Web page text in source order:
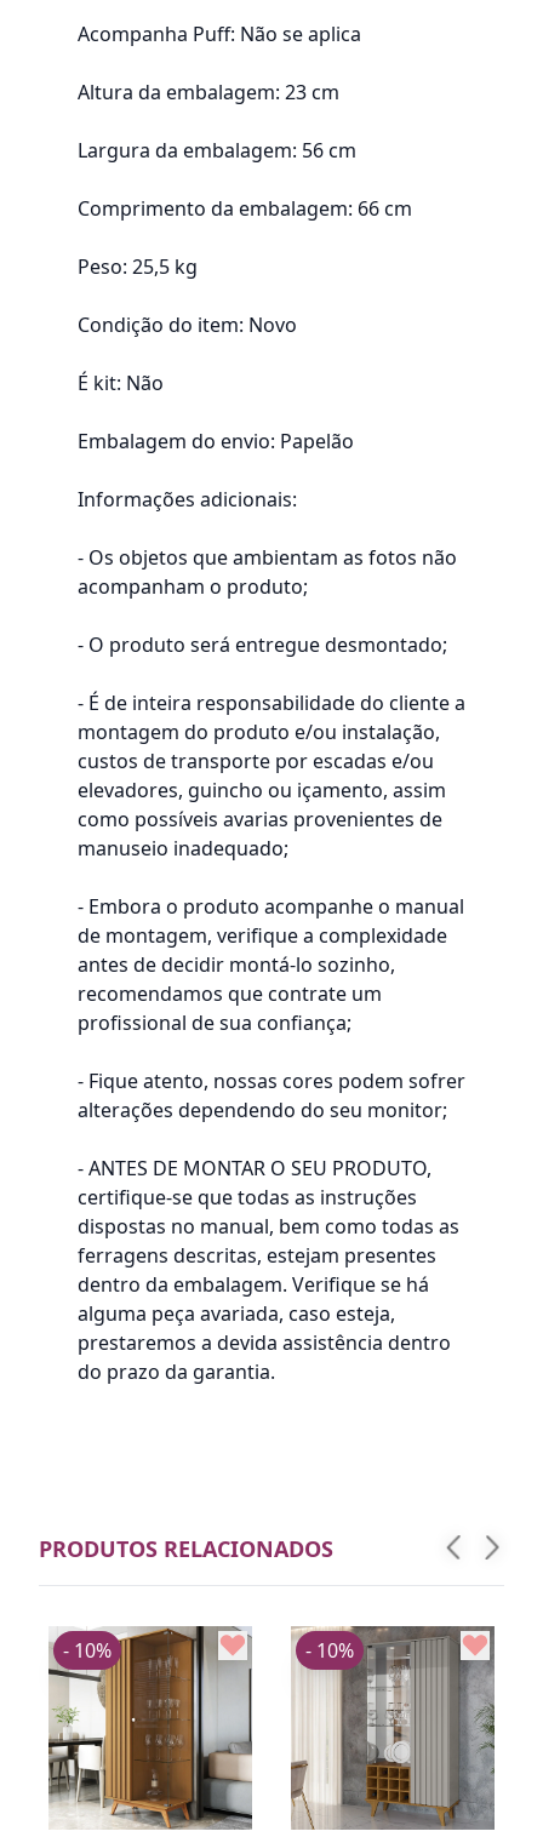
Acompanha Puff: Não se aplica
Altura da embalagem: 23 cm
Largura da embalagem: 56 cm
Comprimento da embalagem: 66 cm
Peso: 25,5 kg
Condição do item: Novo
É kit: Não
Embalagem do envio: Papelão
Informações adicionais:
- Os objetos que ambientam as fotos não
acompanham o produto;
- O produto será entregue desmontado;
- É de inteira responsabilidade do cliente a
montagem do produto e/ou instalação,
custos de transporte por escadas e/ou
elevadores, guincho ou içamento, assim
como possíveis avarias provenientes de
manuseio inadequado;
- Embora o produto acompanhe o manual
de montagem, verifique a complexidade
antes de decidir montá-lo sozinho,
recomendamos que contrate um
profissional de sua confiança;
- Fique atento, nossas cores podem sofrer
alterações dependendo do seu monitor;
- ANTES DE MONTAR O SEU PRODUTO,
certifique-se que todas as instruções
dispostas no manual, bem como todas as
ferragens descritas, estejam presentes
dentro da embalagem. Verifique se há
alguma peça avariada, caso esteja,
prestaremos a devida assistência dentro
do prazo da garantia.
PRODUTOS RELACIONADOS
- 10% - 10%